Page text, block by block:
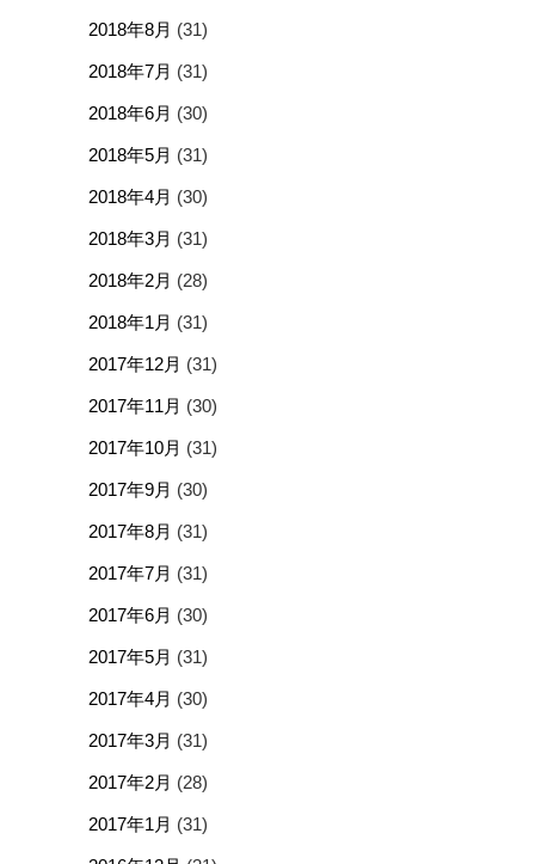
2018年8月 (31)
2018年7月 (31)
2018年6月 (30)
2018年5月 (31)
2018年4月 (30)
2018年3月 (31)
2018年2月 (28)
2018年1月 (31)
2017年12月 (31)
2017年11月 (30)
2017年10月 (31)
2017年9月 (30)
2017年8月 (31)
2017年7月 (31)
2017年6月 (30)
2017年5月 (31)
2017年4月 (30)
2017年3月 (31)
2017年2月 (28)
2017年1月 (31)